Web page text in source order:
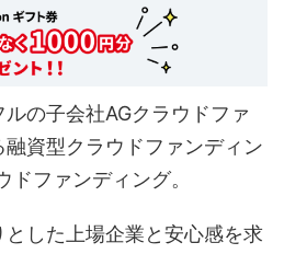
の子会社AGクラウドファ
資型クラウドファンディン
ドファンディング。
した上場企業と安心感を求